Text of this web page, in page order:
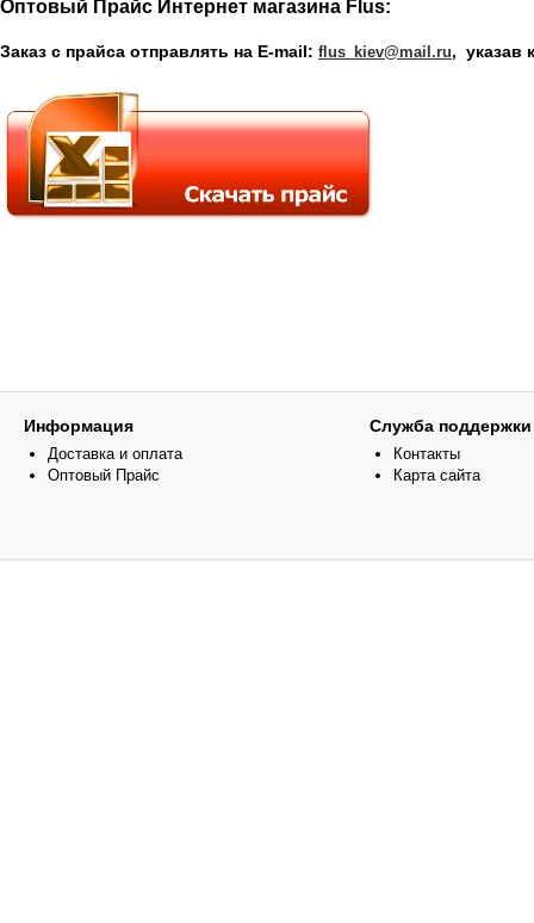
Оптовый Прайс Интернет магазина Flus:
Заказ с прайса отправлять на E-mail: flus_kiev@mail.ru, указав
Информация
Доставка и оплата
Оптовый Прайс
Служба поддержки
Контакты
Карта сайта